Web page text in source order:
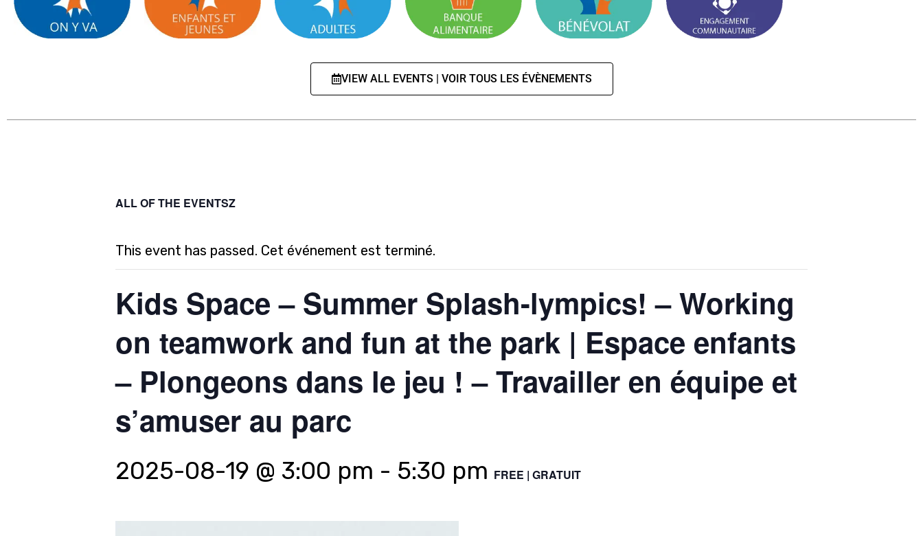
VIEW ALL EVENTS | VOIR TOUS LES ÉVÈNEMENTS
ALL OF THE EVENTSZ
This event has passed. Cet événement est terminé.
Kids Space – Summer Splash-lympics! – Working
on teamwork and fun at the park | Espace enfants
– Plongeons dans le jeu ! – Travailler en équipe et
s’amuser au parc
2025-08-19 @ 3:00 pm - 5:30 pm FREE | GRATUIT